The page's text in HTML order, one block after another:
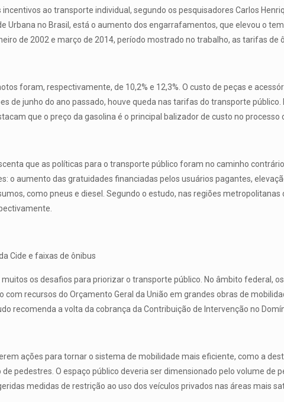
ao transporte individual, segundo os pesquisadores Carlos
Urbana no Brasil, está o aumento dos engarrafamentos, que elevou o
de 2002 e março de 2014, período mostrado no trabalho, as tarifas de
foram, respectivamente, de 10,2% e 12,3%. O custo de peças e
de junho do ano passado, houve queda nas tarifas do transporte
que o preço da gasolina é o principal balizador de custo no processo
que as políticas para o transporte público foram no caminho
o aumento das gratuidades financiadas pelos usuários pagantes,
como pneus e diesel. Segundo o estudo, nas regiões
Cide e faixas de ônibus
os desafios para priorizar o transporte público. No âmbito federal,
recursos do Orçamento Geral da União em grandes obras de
recomenda a volta da cobrança da Contribuição de Intervenção no
ações para tornar o sistema de mobilidade mais eficiente, como a
pedestres. O espaço público deveria ser dimensionado pelo volume de
medidas de restrição ao uso dos veículos privados nas áreas mais